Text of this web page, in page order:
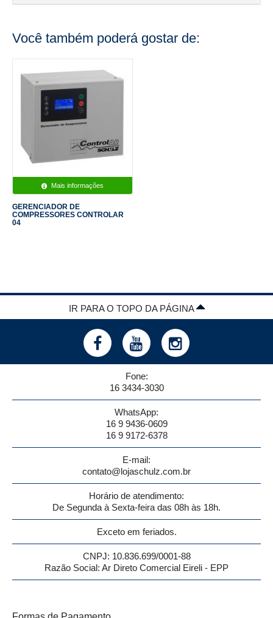
Você também poderá gostar de:
Mais informações
GERENCIADOR DE
COMPRESSORES CONTROLAR
04
IR PARA O TOPO DA PÁGINA
Fone:
16 3434-3030
WhatsApp:
16 9 9436-0609
16 9 9172-6378
E-mail:
contato@lojaschulz.com.br
Horário de atendimento:
De Segunda à Sexta-feira das 08h às 18h.
Exceto em feriados.
CNPJ: 10.836.699/0001-88
Razão Social: Ar Direto Comercial Eireli - EPP